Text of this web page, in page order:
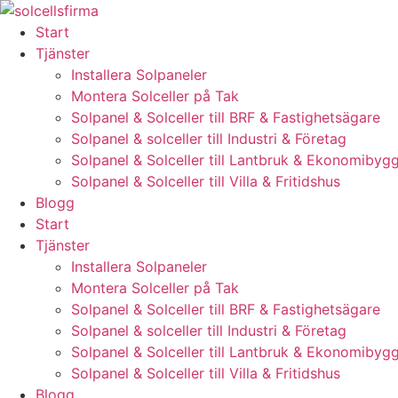
Skip
content
Start
Tjänster
Installera Solpaneler
Montera Solceller på Tak
Solpanel & Solceller till BRF & Fastighetsägare
Solpanel & solceller till Industri & Företag
Solpanel & Solceller till Lantbruk &
Solpanel & Solceller till Villa & Fritidshus
Blogg
Start
Tjänster
Installera Solpaneler
Montera Solceller på Tak
Solpanel & Solceller till BRF & Fastighetsägare
Solpanel & solceller till Industri & Företag
Solpanel & Solceller till Lantbruk &
Solpanel & Solceller till Villa & Fritidshus
Blogg